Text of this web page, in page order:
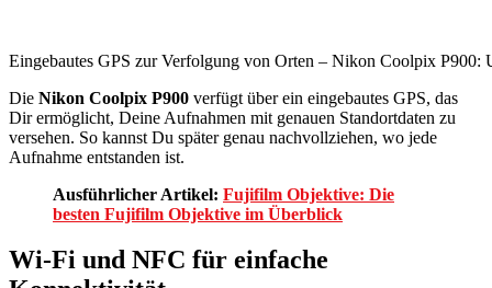
Eingebautes GPS zur Verfolgung von Orten – Nikon Coolpix
Die Nikon Coolpix P900 verfügt über ein eingebautes GPS, das
Dir ermöglicht, Deine Aufnahmen mit genauen Standortdaten zu
versehen. So kannst Du später genau nachvollziehen, wo jede
Aufnahme entstanden ist.
Ausführlicher Artikel: Fujifilm Objektive: Die
besten Fujifilm Objektive im Überblick
Wi-Fi und NFC für einfache